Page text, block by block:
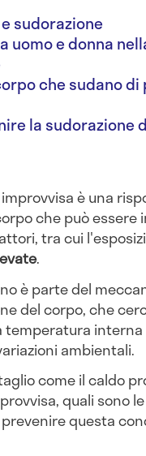
sudorazione
uomo e donna
che sudano di
la sudorazione
è una
che può essere
tra cui
.
è parte del
del corpo, che
temperatura
ambientali.
come il caldo
quali sono
questa